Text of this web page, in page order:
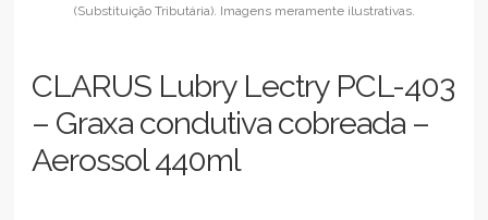
CLARUS Lubry Lectry PCL-403
– Graxa condutiva cobreada –
Aerossol 440ml